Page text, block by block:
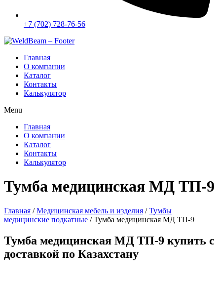
+7 (702) 728-76-56
Главная
О компании
Каталог
Контакты
Калькулятор
Menu
Главная
О компании
Каталог
Контакты
Калькулятор
Тумба медицинская МД ТП-9
Главная /Медицинская мебель и изделия /Тумбы
медицинские подкатные / Тумба медицинская МД ТП-9
Тумба медицинская МД ТП-9 купить с
доставкой по Казахстану